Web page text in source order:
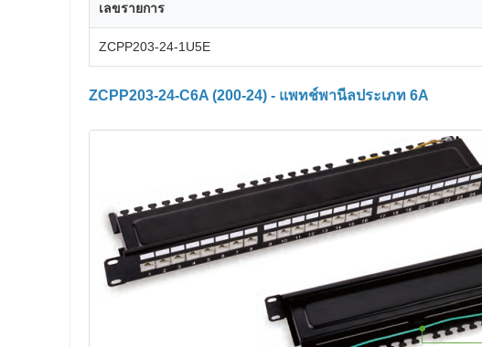
เลขรายการ
ZCPP203-24-1U5E
ZCPP203-24-C6A (200-24) - แพทช์พานีลประเภท 6A